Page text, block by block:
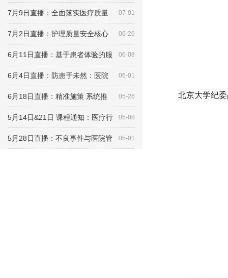
7月9日直播：全面落实医疗质量 07-01
7月2日直播：护理质量安全核心 06-26
6月11日直播：基于患者体验的服 06-08
6月4日直播：防患于未然：医院 06-01
6月18日直播：精准施策 系统推 05-26
5月14日&21日 课程通知：医疗行 05-08
5月28日直播：不良事件与医院管 05-01
北京大学纪